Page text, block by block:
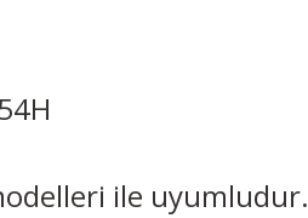
ile uyumludur.